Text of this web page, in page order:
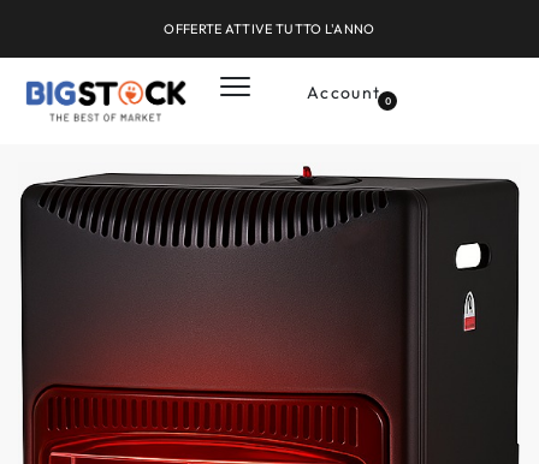
OFFERTE ATTIVE TUTTO L'ANNO
Account 0